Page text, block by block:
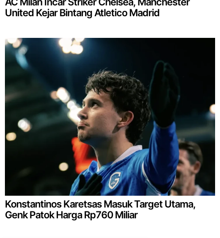
United Kejar Bintang Atletico Madrid
Konstantinos Karetsas Masuk Target Utama,
Genk Patok Harga Rp760 Miliar